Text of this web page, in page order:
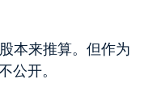
本来推算。但作为
公开。